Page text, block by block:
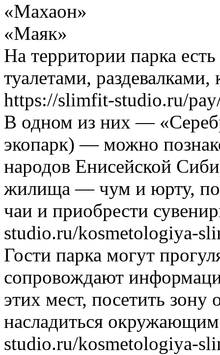
«Махаон»
«Маяк»
На территории парка
туалетами,
https://slimfit-studio.ru/
В одном из них —
экопарк) — можно
народов Енисейской
жилища — чум и юрту,
чаи и приобрести
studio.ru/kosmetologiya-
Гости парка могут
сопровождают
этих мест, посетить
насладиться
studio.ru/kosmetologiya-